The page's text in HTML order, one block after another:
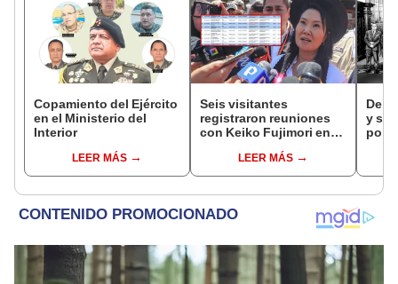
Copamiento del Ejército
en el Ministerio del
Interior
LEER MÁS
Seis visitantes
registraron reuniones
con Keiko Fujimori en
presidenta se
encontraba en Junín
LEER MÁS
De
y
por